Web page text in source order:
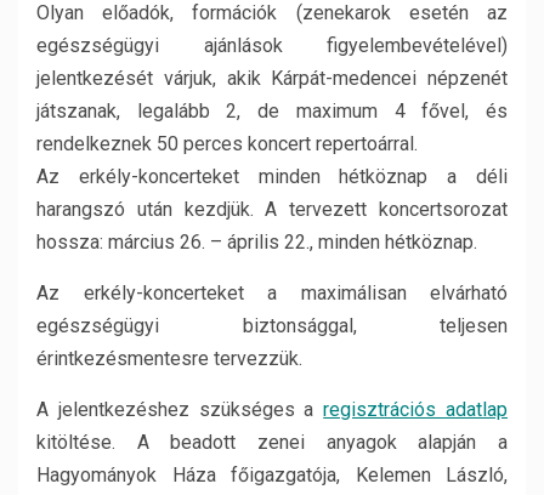
Olyan előadók, formációk (zenekarok esetén az
egészségügyi ajánlások figyelembevételével)
jelentkezését várjuk, akik Kárpát-medencei népzenét
játszanak, legalább 2, de maximum 4 fővel, és
rendelkeznek 50 perces koncert repertoárral.
Az erkély-koncerteket minden hétköznap a déli
harangszó után kezdjük. A tervezett koncertsorozat
hossza: március 26. – április 22., minden hétköznap.
Az erkély-koncerteket a maximálisan elvárható
egészségügyi biztonsággal, teljesen
érintkezésmentesre tervezzük.
A jelentkezéshez szükséges aregisztrációs adatlap
kitöltése. A beadott zenei anyagok alapján a
Hagyományok Háza főigazgatója, Kelemen László,